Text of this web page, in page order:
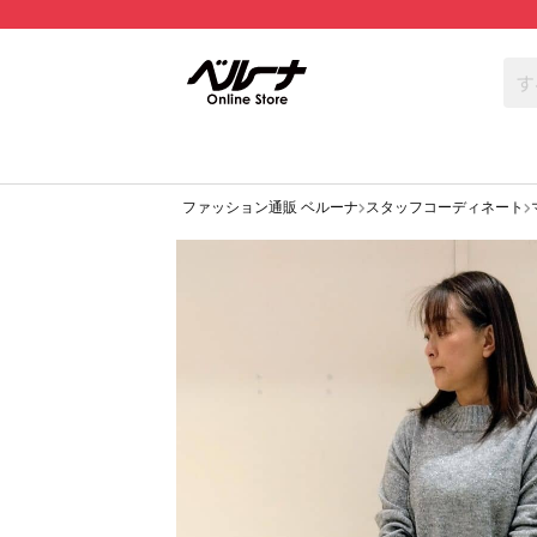
ファッション通販 ベルーナ スタッフコーディネート